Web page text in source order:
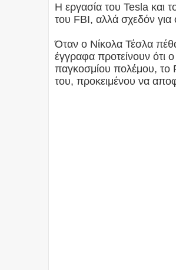
Η εργασία του Tesla και
του FBI, αλλά σχεδόν για
Όταν ο Νίκολα Τέσλα
έγγραφα προτείνουν ότι
παγκοσμίου πολέμου, το
του, προκειμένου να